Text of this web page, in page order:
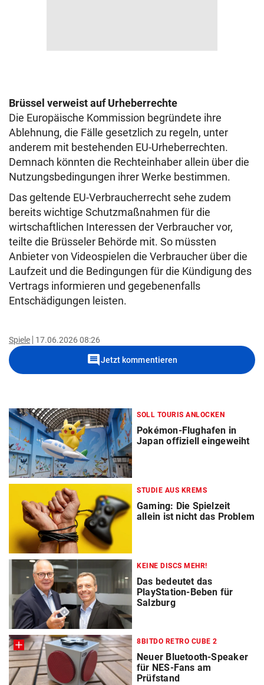
Brüssel verweist auf Urheberrechte
Die Europäische Kommission begründete ihre
Ablehnung, die Fälle gesetzlich zu regeln, unter
anderem mit bestehenden EU-Urheberrechten.
Demnach könnten die Rechteinhaber allein über die
Nutzungsbedingungen ihrer Werke bestimmen.
Das geltende EU-Verbraucherrecht sehe zudem
bereits wichtige Schutzmaßnahmen für die
wirtschaftlichen Interessen der Verbraucher vor,
teilte die Brüsseler Behörde mit. So müssten
Anbieter von Videospielen die Verbraucher über die
Laufzeit und die Bedingungen für die Kündigung des
Vertrags informieren und gegebenenfalls
Entschädigungen leisten.
Spiele 17.06.2026 08:26
commentJetzt kommentieren
SOLL TOURIS ANLOCKEN
Pokémon-Flughafen in
Japan offiziell eingeweiht
STUDIE AUS KREMS
Gaming: Die Spielzeit
allein ist nicht das Problem
KEINE DISCS MEHR!
Das bedeutet das
PlayStation-Beben für
Salzburg
8BITDO RETRO CUBE 2
Neuer Bluetooth-Speaker
für NES-Fans am
Prüfstand